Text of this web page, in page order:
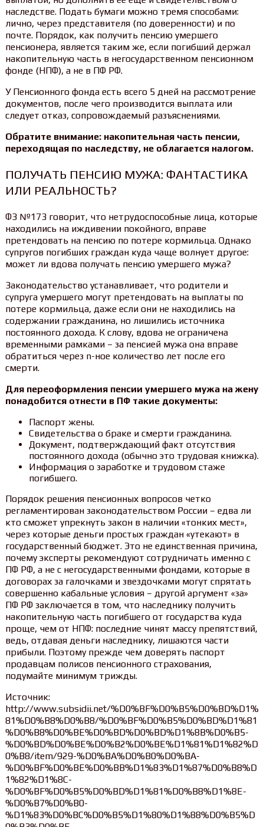
наследстве. Подать бумаги можно тремя способами:
лично, через представителя (по доверенности) и по
почте. Порядок, как получить пенсию умершего
пенсионера, является таким же, если погибший держал
накопительную часть в негосударственном пенсионном
фонде (НПФ), а не в ПФ РФ.
У Пенсионного фонда есть всего 5 дней на рассмотрение
документов, после чего производится выплата или
следует отказ, сопровождаемый разъяснениями.
Обратите внимание: накопительная часть пенсии,
переходящая по наследству, не облагается налогом.
ПОЛУЧАТЬ ПЕНСИЮ МУЖА: ФАНТАСТИКА
ИЛИ РЕАЛЬНОСТЬ?
ФЗ №173 говорит, что нетрудоспособные лица, которые
находились на иждивении покойного, вправе
претендовать на пенсию по потере кормильца. Однако
супругов погибших граждан куда чаще волнует другое:
может ли вдова получать пенсию умершего мужа?
Законодательство устанавливает, что родители и
супруга умершего могут претендовать на выплаты по
потере кормильца, даже если они не находились на
содержании гражданина, но лишились источника
постоянного дохода. К слову, вдова не ограничена
временными рамками – за пенсией мужа она вправе
обратиться через n-ное количество лет после его
смерти.
Для переоформления пенсии умершего мужа на жену
понадобится отнести в ПФ такие документы:
Паспорт жены.
Свидетельства о браке и смерти гражданина.
Документ, подтверждающий факт отсутствия
постоянного дохода (обычно это трудовая книжка).
Информация о заработке и трудовом стаже
погибшего.
Порядок решения пенсионных вопросов четко
регламентирован законодательством России – едва ли
кто сможет упрекнуть закон в наличии «тонких мест»,
через которые деньги простых граждан «утекают» в
государственный бюджет. Это не единственная причина,
почему эксперты рекомендуют сотрудничать именно с
ПФ РФ, а не с негосударственными фондами, которые в
договорах за галочками и звездочками могут спрятать
совершенно кабальные условия – другой аргумент «за»
ПФ РФ заключается в том, что наследнику получить
накопительную часть погибшего от государства куда
проще, чем от НПФ: последние чинят массу препятствий,
ведь, отдавая деньги наследнику, лишаются части
прибыли. Поэтому прежде чем доверять паспорт
продавцам полисов пенсионного страхования,
подумайте минимум трижды.
Источник:
http://www.subsidii.net/%D0%BF%D0%B5%D0%BD%D1%
81%D0%B8%D0%B8/%D0%BF%D0%B5%D0%BD%D1%81
%D0%B8%D0%BE%D0%BD%D0%BD%D1%8B%D0%B5-
%D0%BD%D0%BE%D0%B2%D0%BE%D1%81%D1%82%D
0%B8/item/929-%D0%BA%D0%B0%D0%BA-
%D0%BF%D0%BE%D0%BB%D1%83%D1%87%D0%B8%D
1%82%D1%8C-
%D0%BF%D0%B5%D0%BD%D1%81%D0%B8%D1%8E-
%D0%B7%D0%B0-
%D1%83%D0%BC%D0%B5%D1%80%D1%88%D0%B5%D